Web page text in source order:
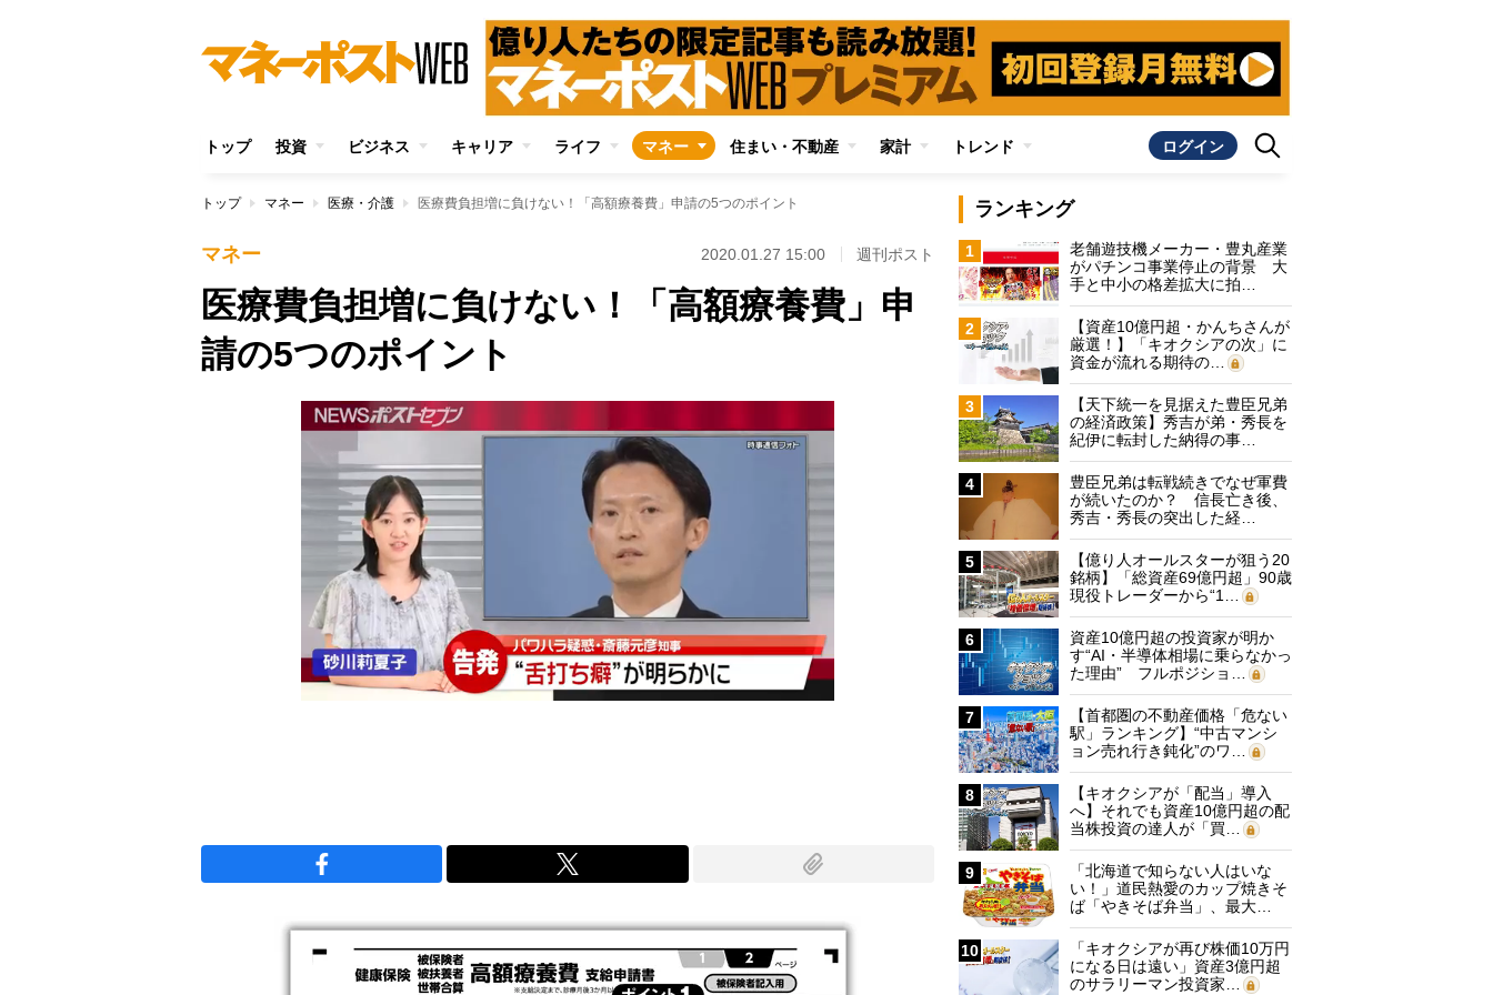
トップ 投資 ビジネス キャリア ライフ マネー 住まい・不動産 家計 トレンド ログイン
トップ マネー 医療・介護 医療費負担増に負けない！「高額療養費」申請の5つのポイント
マネー 2020.01.27 15:00 週刊ポスト
医療費負担増に負けない！「高額療養費」申
請の5つのポイント
ランキング
1
老舗遊技機メーカー・豊丸産業
がパチンコ事業停止の背景 大
手と中小の格差拡大に拍…
2
【資産10億円超・かんちさんが
厳選！】「キオクシアの次」に
資金が流れる期待の…
3
【天下統一を見据えた豊臣兄弟
の経済政策】秀吉が弟・秀長を
紀伊に転封した納得の事…
4
豊臣兄弟は転戦続きでなぜ軍費
が続いたのか？ 信長亡き後、
秀吉・秀長の突出した経…
5
【億り人オールスターが狙う20
銘柄】「総資産69億円超」90歳
現役トレーダーから“1…
6
資産10億円超の投資家が明か
す“AI・半導体相場に乗らなかっ
た理由” フルポジショ…
7
【首都圏の不動産価格「危ない
駅」ランキング】“中古マンシ
ョン売れ行き鈍化”のワ…
8
【キオクシアが「配当」導入
へ】それでも資産10億円超の配
当株投資の達人が「買…
9
「北海道で知らない人はいな
い！」道民熱愛のカップ焼きそ
ば「やきそば弁当」、最大…
10
「キオクシアが再び株価10万円
になる日は遠い」資産3億円超
のサラリーマン投資家…